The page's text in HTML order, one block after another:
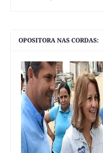
OPOSITORA NAS CORDAS: